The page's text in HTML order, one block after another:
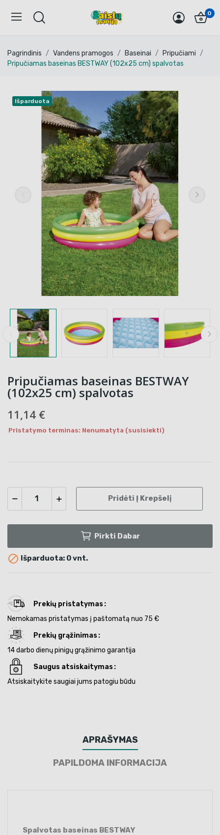
0
Pagrindinis Vandens pramogos Baseinai
Pripučiami
Pripučiamas baseinas BESTWAY (102x25 cm) spalvotas
Išparduota
Pripučiamas baseinas BESTWAY
(102x25 cm) spalvotas
11,14 €
Pristatymo terminas: Nenumatyta (susisiekti)
Pridėti Į Krepšelį
Pirkti Dabar
 Išparduota: 0 vnt.
Prekių pristatymas
Nemokamas pristatymas į paštomatą nuo 75 €
Prekių grąžinimas
14 darbo dienų pinigų grąžinimo garantija
Saugus atsiskaitymas
Atsiskaitykite saugiai jums patogiu būdu
APRAŠYMAS
PAPILDOMA INFORMACIJA
Spalvotas baseinas BESTWAY